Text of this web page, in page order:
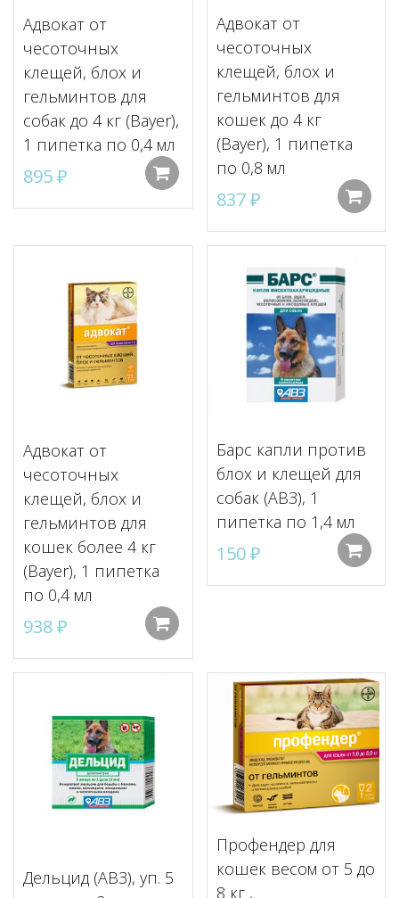
Адвокат от
чесоточных
клещей, блох и
гельминтов для
собак до 4 кг (Bayer),
1 пипетка по 0,4 мл
895₽ Добавить в корзину
Адвокат от
чесоточных
клещей, блох и
гельминтов для
кошек до 4 кг
(Bayer), 1 пипетка
по 0,8 мл
837₽
Адвокат от
чесоточных
клещей, блох и
гельминтов для
кошек более 4 кг
(Bayer), 1 пипетка
по 0,4 мл
938₽
Барс капли против
блох и клещей для
собак (АВЗ), 1
пипетка по 1,4 мл
150₽
Дельцид (АВЗ), уп. 5
Профендер для
кошек весом от 5 до
8 кг ,